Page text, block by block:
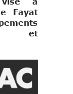
Fayat
et